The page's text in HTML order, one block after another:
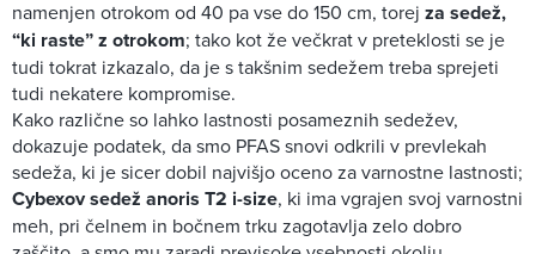
namenjen otrokom od 40 pa vse do 150 cm, torej za sedež,
“ki raste” z otrokom; tako kot že večkrat v preteklosti se je
tudi tokrat izkazalo, da je s takšnim sedežem treba sprejeti
tudi nekatere kompromise.
Kako različne so lahko lastnosti posameznih sedežev,
dokazuje podatek, da smo PFAS snovi odkrili v prevlekah
sedeža, ki je sicer dobil najvišjo oceno za varnostne lastnosti;
Cybexov sedež anoris T2 i-size, ki ima vgrajen svoj varnostni
meh, pri čelnem in bočnem trku zagotavlja zelo dobro